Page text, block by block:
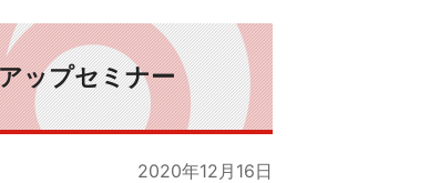
ップセミナー
2020年12月16日